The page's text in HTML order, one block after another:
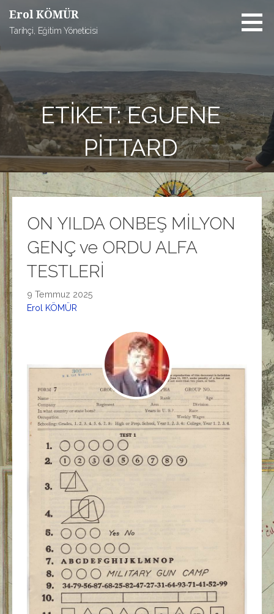
atla
Erol KÖMÜR
Tarihçi, Eğitim Yöneticisi
ETIKET: EGUENE
PITTARD
ON YILDA ONBEŞ MİLYON
GENÇ ve ORDU ALFA
TESTLERİ
9 Temmuz 2025
Erol KÖMÜR